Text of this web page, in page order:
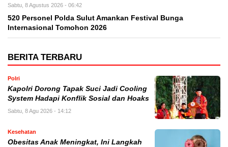
Sabtu, 8 Agustus 2026 - 06:42
520 Personel Polda Sulut Amankan Festival Bunga
Internasional Tomohon 2026
BERITA TERBARU
Polri
Kapolri Dorong Tapak Suci Jadi Cooling
System Hadapi Konflik Sosial dan Hoaks
Sabtu, 8 Agu 2026 - 14:12
Kesehatan
Obesitas Anak Meningkat, Ini Langkah